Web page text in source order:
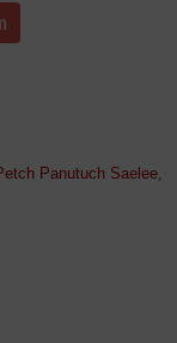
Panutuch Saelee,